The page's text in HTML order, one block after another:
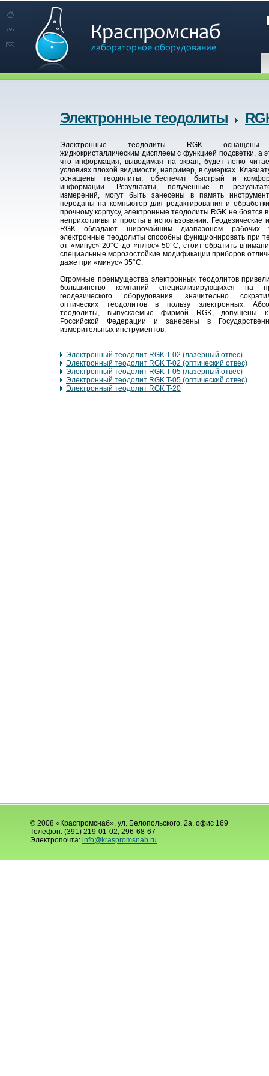
Электронные теодолиты
Электронные теодолиты RGK оснащены
жидкокристаллическим дисплеем с функцией подсветки, а
что информация, выводимая на экран, будет легко
условиях плохой видимости, например, в сумерках.
оснащены теодолиты, обеспечит быстрый и
информации. Результаты, полученные в
измерений, могут быть занесены в память
переданы на компьютер для редактирования и
прочному корпусу, электронные теодолиты RGK не боятся
неприхотливы и просты в использовании. Геодезические
RGK обладают широчайшим диапазоном рабочих
электронные теодолиты способны функционировать при
от «минус» 20°С до «плюс» 50°С, стоит обратить
специальные морозостойкие модификации приборов
даже при «минус» 35°С.
Огромные преимущества электронных теодолитов
большинство компаний специализирующихся на
геодезического оборудования значительно
оптических теодолитов в пользу электронных.
теодолиты, выпускаемые фирмой RGK, допущены
Российской Федерации и занесены в
измерительных инструментов.
Электронный теодолит RGK T-02 (лазерный отвес)
Электронный теодолит RGK T-02 (оптический отвес)
Электронный теодолит RGK T-05 (лазерный отвес)
Электронный теодолит RGK T-05 (оптический отвес)
Электронный теодолит RGK T-20
© 2008 «Краспромснаб», ул. Белопольского, 2а, офис 169
Телефон: (391) 219-01-02, 296-68-67
Электропочта: info@kraspromsnab.ru